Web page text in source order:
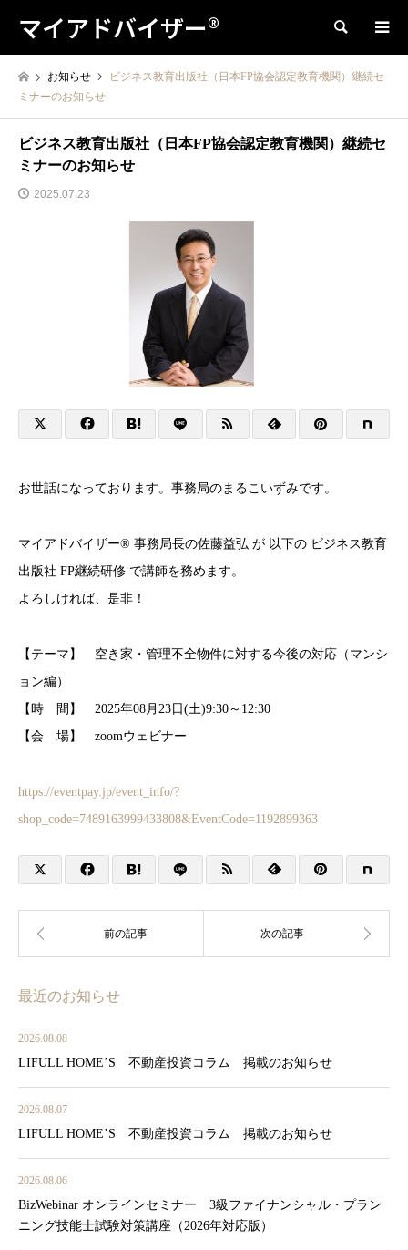
マイアドバイザー® 検索
お知らせ
ビジネス教育出版社（日本FP協会認定教育機関）継続セ
ミナーのお知らせ
ビジネス教育出版社（日本FP協会認定教育機関）継続セ
ミナーのお知らせ
2025.07.23
お世話になっております。事務局のまるこいずみです。
マイアドバイザー® 事務局長の佐藤益弘 が 以下の ビジネス教育
出版社 FP継続研修 で講師を務めます。
よろしければ、是非！
【テーマ】 空き家・管理不全物件に対する今後の対応（マンシ
ョン編）
【時 間】 2025年08月23日(土)9:30～12:30
【会 場】 zoomウェビナー
https://eventpay.jp/event_info/?
shop_code=7489163999433808&EventCode=1192899363
最近のお知らせ
2026.08.08
LIFULL HOME’S 不動産投資コラム 掲載のお知らせ
2026.08.07
LIFULL HOME’S 不動産投資コラム 掲載のお知らせ
2026.08.06
BizWebinar オンラインセミナー 3級ファイナンシャル・プラン
ニング技能士試験対策講座（2026年対応版）